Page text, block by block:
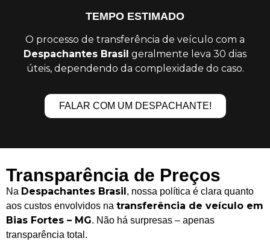
TEMPO ESTIMADO
O processo de transferência de veículo com a
Despachantes Brasil geralmente leva 30 dias
úteis, dependendo da complexidade do caso.
FALAR COM UM DESPACHANTE!
Transparência de Preços
Na Despachantes Brasil, nossa política é clara quanto
aos custos envolvidos na transferência de veículo em
Bias Fortes – MG. Não há surpresas – apenas
transparência total.